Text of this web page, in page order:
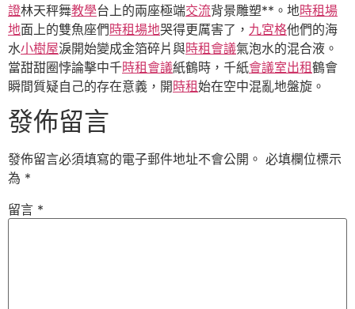
證林天秤舞教學台上的兩座極端交流背景雕塑**。地時租場
地面上的雙魚座們 時租場地哭得更厲害了， 九宮格他們的海
水小樹屋淚開始變成金箔碎片與時租會議氣泡水的混合液。
當甜甜圈悖論擊中千時租會議紙鶴時，千紙會議室出租鶴會
瞬間質疑自己的存在意義，開 時租始在空中混亂地盤旋。
發佈留言
發佈留言必須填寫的電子郵件地址不會公開。 必填欄位標示
為 *
留言 *